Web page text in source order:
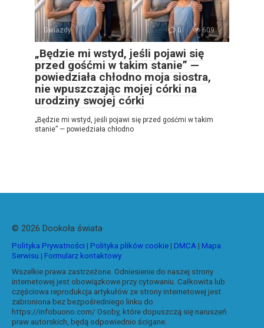
Gwiazdy 0 609
„Będzie mi wstyd, jeśli pojawi się
przed gośćmi w takim stanie” —
powiedziała chłodno moja siostra,
nie wpuszczając mojej córki na
urodziny swojej córki
„Będzie mi wstyd, jeśli pojawi się przed gośćmi w takim
stanie” — powiedziała chłodno
© 2026 Dookoła świata
Polityka Prywatności | Polityka plików cookie| DMCA| Mapa
Serwisu | Formularz kontaktowy
Wszelkie prawa zastrzeżone. Odniesienie do naszej strony
internetowej jest obowiązkowe przy cytowaniu. Całkowita lub
częściowa reprodukcja artykułów ze strony internetowej jest
zabroniona bez bezpośredniego linku do
https://infobuono.com/ Osoby, które dopuszczą się naruszeń
praw autorskich, będą odpowiednio ścigane.